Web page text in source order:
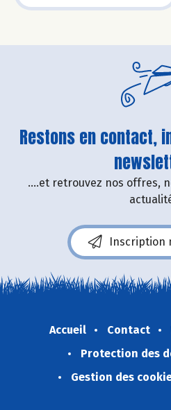
Restons en contact,
....et retrouvez nos offres,
Inscription
Accueil Contact
Protection des
Gestion des